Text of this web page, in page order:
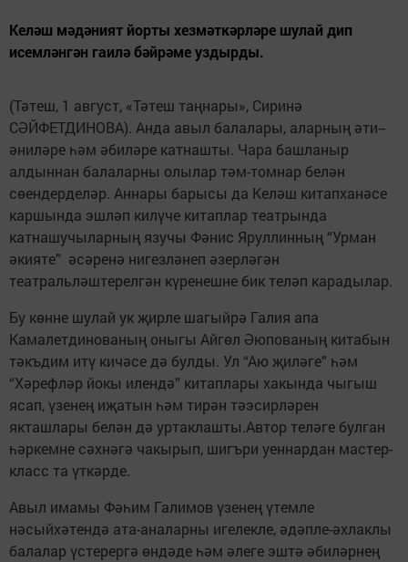
Келәш мәдәният йорты хезмәткәрләре шулай дип
исемләнгән гаилә бәйрәме уздырды.
(Тәтеш, 1 август, «Тәтеш таңнары», Сиринә
СӘЙФЕТДИНОВА). Анда авыл балалары, аларның әти-­
әниләре һәм әбиләре катнашты. Чара башланыр
алдыннан балаларны олылар тәм-томнар белән
сөендерделәр. Аннары барысы да Келәш китапханәсе
каршында эшләп килүче китаплар театрында
катнашучыларның язучы Фәнис Яруллинның “Урман
әкияте” әсәренә нигезләнеп әзерләгән
театральләштерелгән күренешне бик теләп карадылар.
Бу көнне шулай ук җирле шагыйрә Галия апа
Камалетдинованың оныгы Айгөл Әюпованың китабын
тәкъдим итү кичәсе дә булды. Ул “Аю җиләге” һәм
“Хәрефләр йокы илендә” китап­лары хакында чыгыш
ясап, үзенең иҗатын һәм тирән тәэсирләрен
якташлары белән дә уртаклашты.Автор теләге булган
һәркемне сәхнәгә чакырып, шигъри уеннардан мастер-
класс та үткәрде.
Авыл имамы Фәһим Галимов үзенең үтемле
нәсыйхәтендә ата-­аналарны игелекле, әдәпле-әхлаклы
балалар үстерергә өндәде һәм әлеге эштә әбиләрнең